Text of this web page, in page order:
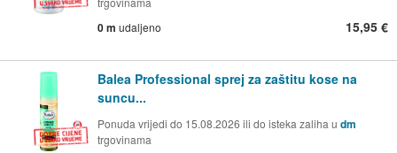
0 m udaljeno 15,95 €
Balea Professional sprej za zaštitu kose na
suncu...
Ponuda vrijedi do 15.08.2026 ili do isteka zaliha u dm
trgovinama